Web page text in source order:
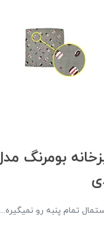
تمام پنبه رو نمیگیره...